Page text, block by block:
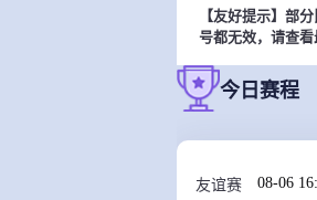
【友好提示】部
号都无效，请查看
今日赛程
友谊赛 08-06